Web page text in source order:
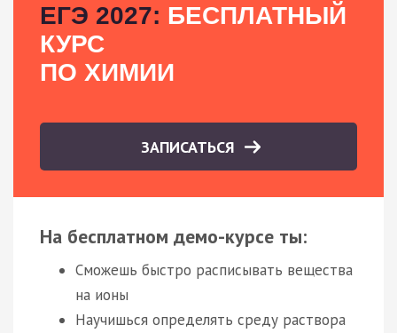
ЕГЭ 2027: БЕСПЛАТНЫЙ
КУРС
ПО ХИМИИ
ЗАПИСАТЬСЯ
На бесплатном демо-курсе ты:
Сможешь быстро расписывать вещества
на ионы
Научишься определять среду раствора